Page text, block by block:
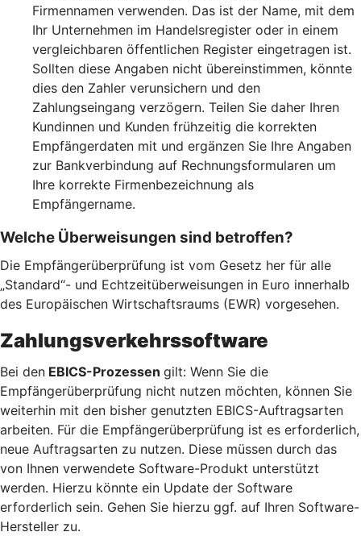
Firmennamen verwenden. Das ist der Name, mit dem
Ihr Unternehmen im Handelsregister oder in einem
vergleichbaren öffentlichen Register eingetragen ist.
Sollten diese Angaben nicht übereinstimmen, könnte
dies den Zahler verunsichern und den
Zahlungseingang verzögern. Teilen Sie daher Ihren
Kundinnen und Kunden frühzeitig die korrekten
Empfängerdaten mit und ergänzen Sie Ihre Angaben
zur Bankverbindung auf Rechnungsformularen um
Ihre korrekte Firmenbezeichnung als
Empfängername.
Welche Überweisungen sind betroffen?
Die Empfängerüberprüfung ist vom Gesetz her für alle
„Standard“- und Echtzeitüberweisungen in Euro innerhalb
des Europäischen Wirtschaftsraums (EWR) vorgesehen.
Zahlungsverkehrssoftware
Bei den EBICS-Prozessen gilt: Wenn Sie die
Empfängerüberprüfung nicht nutzen möchten, können Sie
weiterhin mit den bisher genutzten EBICS-Auftragsarten
arbeiten. Für die Empfängerüberprüfung ist es erforderlich,
neue Auftragsarten zu nutzen. Diese müssen durch das
von Ihnen verwendete Software-Produkt unterstützt
werden. Hierzu könnte ein Update der Software
erforderlich sein. Gehen Sie hierzu ggf. auf Ihren Software-
Hersteller zu.